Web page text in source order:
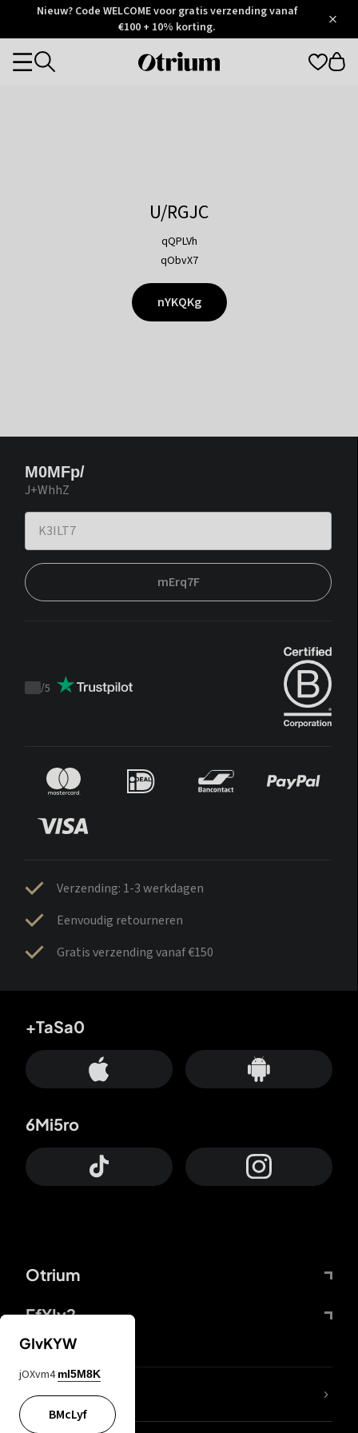
Otrium
Trustpilot
Nieuw? Code WELCOME voor gratis verzending vanaf
€100 + 10% korting.
Otrium
Categories
U/RGJC
qQPLVh
qObvX7
nYKQKg
M0MFp/
J+WhhZ
mErq7F
Trustpilot
/5
Verzending: 1-3 werkdagen
Eenvoudig retourneren
Gratis verzending vanaf €150
Otrium
FfYIy2
+TaSa0
6Mi5ro
ZbBJcb
GIvKYW
jOXvm4 mI5M8K
BMcLyf